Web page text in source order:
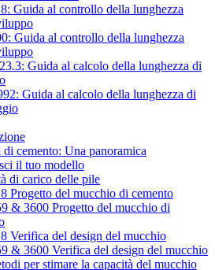
Guida al controllo della lunghezza
Guida al controllo della lunghezza
Guida al calcolo della lunghezza di
Guida al calcolo della lunghezza di
cemento: Una panoramica
il tuo modello
di carico delle pile
Progetto del mucchio di cemento
& 3600 Progetto del mucchio di
Verifica del design del mucchio
& 3600 Verifica del design del mucchio
per stimare la capacità del mucchio